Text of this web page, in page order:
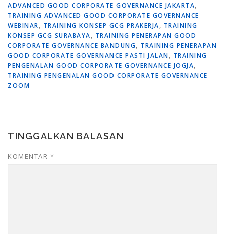
ADVANCED GOOD CORPORATE GOVERNANCE JAKARTA,
TRAINING ADVANCED GOOD CORPORATE GOVERNANCE
WEBINAR, TRAINING KONSEP GCG PRAKERJA, TRAINING
KONSEP GCG SURABAYA, TRAINING PENERAPAN GOOD
CORPORATE GOVERNANCE BANDUNG, TRAINING PENERAPAN
GOOD CORPORATE GOVERNANCE PASTI JALAN, TRAINING
PENGENALAN GOOD CORPORATE GOVERNANCE JOGJA,
TRAINING PENGENALAN GOOD CORPORATE GOVERNANCE
ZOOM
TINGGALKAN BALASAN
KOMENTAR *